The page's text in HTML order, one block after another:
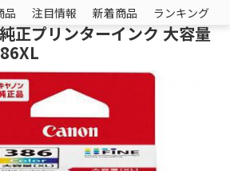
品 注目情報 新着商品 ランキング
正プリンターインク 大容量